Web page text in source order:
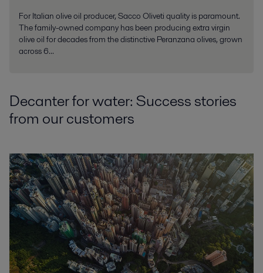
For Italian olive oil producer, Sacco Oliveti quality is paramount.
The family-owned company has been producing extra virgin
olive oil for decades from the distinctive Peranzana olives, grown
across 6...
Decanter for water: Success stories
from our customers